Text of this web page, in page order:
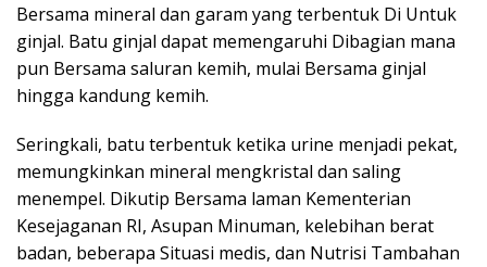
Bersama mineral dan garam yang terbentuk Di Untuk
ginjal. Batu ginjal dapat memengaruhi Dibagian mana
pun Bersama saluran kemih, mulai Bersama ginjal
hingga kandung kemih.
Seringkali, batu terbentuk ketika urine menjadi pekat,
memungkinkan mineral mengkristal dan saling
menempel. Dikutip Bersama laman Kementerian
Kesejaganan RI, Asupan Minuman, kelebihan berat
badan, beberapa Situasi medis, dan Nutrisi Tambahan